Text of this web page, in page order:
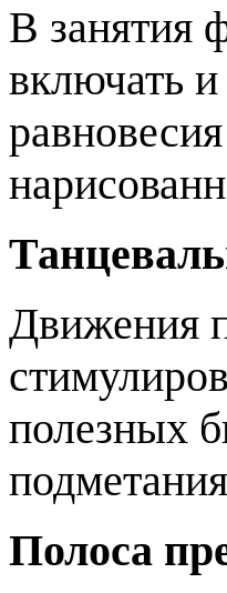
В занятия
включать
Движения
полезных
Полоса